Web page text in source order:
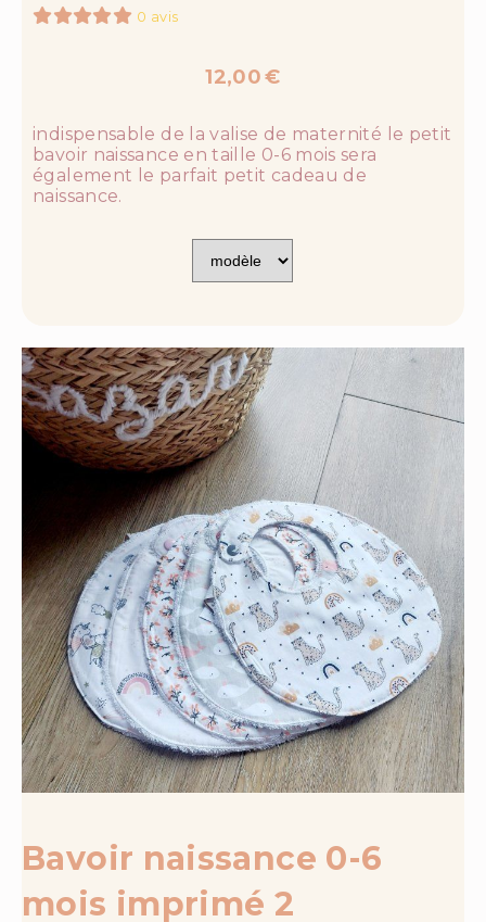
0 avis
12,00€
indispensable de la valise de maternité le petit
bavoir naissance en taille 0-6 mois sera
également le parfait petit cadeau de
naissance.
Bavoir naissance 0-6
mois imprimé 2